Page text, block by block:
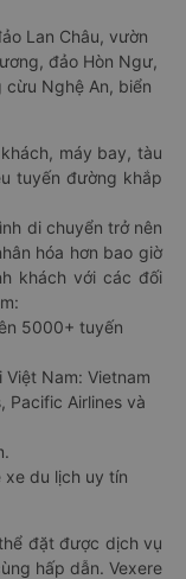
Lan Châu, vườn
đảo Hòn Ngư,
Nghệ An, biển
máy bay, tàu
tuyến đường khắp
di chuyển trở nên
hóa hơn bao giờ
khách với các đối
5000+ tuyến
Nam: Vietnam
Pacific Airlines và
xe du lịch uy tín
đặt được dịch vụ
hấp dẫn. Vexere